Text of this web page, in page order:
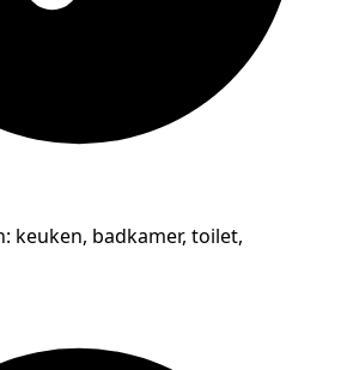
keuken, badkamer, toilet,